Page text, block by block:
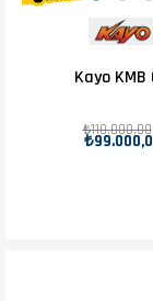
Kayo KMB
₺110.000,00